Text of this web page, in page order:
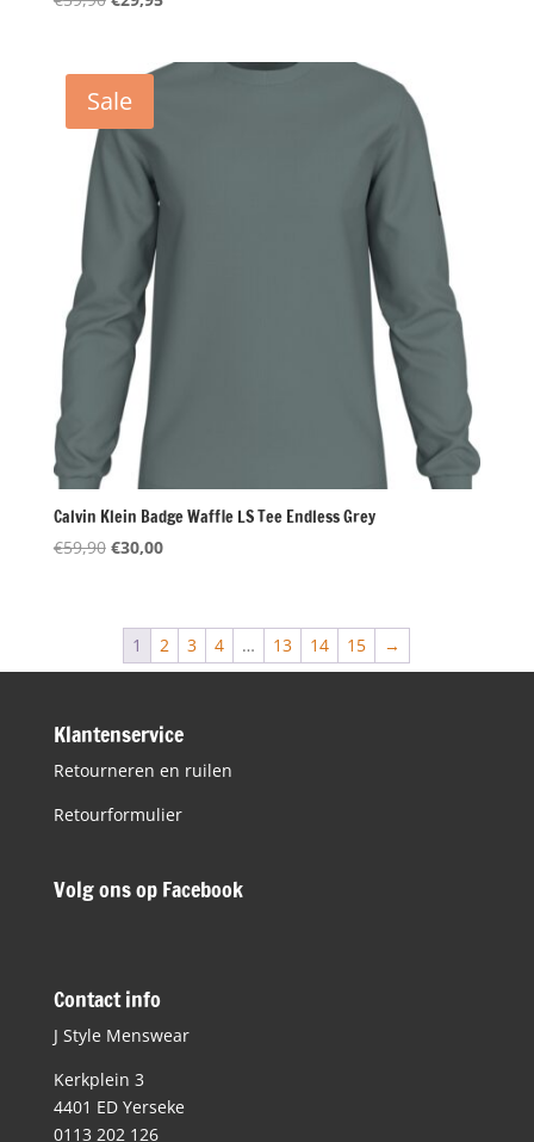
€59,90.
Sale
Calvin Klein Badge Waffle LS Tee Endless Grey
€59,90 Oorspronkelijke
€59,90.
€30,00Huidige
€30,00.
1 2 3 4 … 13 14 15 →
Klantenservice
Retourneren en ruilen
Retourformulier
Volg ons op Facebook
Contact info
J Style Menswear
Kerkplein 3
4401 ED Yerseke
0113 202 126